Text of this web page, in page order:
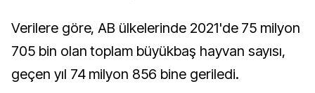
Verilere göre, AB ülkelerinde 2021'de 75 milyon
705 bin olan toplam büyükbaş hayvan sayısı,
geçen yıl 74 milyon 856 bine geriledi.